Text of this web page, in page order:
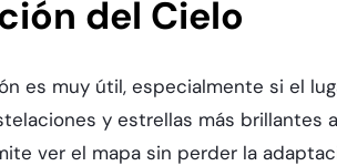
del Cielo
es muy útil, especialmente si el
y estrellas más brillantes
ver el mapa sin perder la